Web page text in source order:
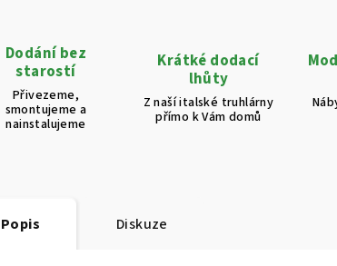
Dodání bez
starostí
Přivezeme,
smontujeme a
nainstalujeme
Krátké dodací
lhůty
Z naší italské truhlárny
přímo k Vám domů
Popis Diskuze